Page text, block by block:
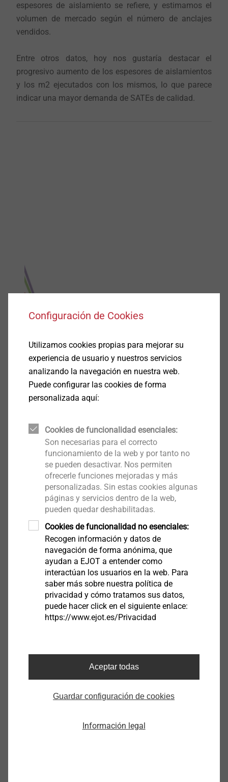
espesores de aislamiento se refiere, y estimamos el
volumen de mercado según el número de anclajes
vendidos.
Entre otros datos, hoy nos gustaría destacar el
progresivo aumento de los espesores de aislamientos
y los m2 ejecutados con los mismos, lo que parece
indicar una mayor demanda de SATEs de calidad.
Así, vemos que, en 2016, los espesores más
habituales eran 60 y 80 mm (63%), y la evolución que
nos lleva a que, en 2018 y 2019, los espesores más
habituales sean 80 y 100 mm (aprox. 60%), mientras
que 120 mm va aumentando progresivamente.
Y ya que hablamos de espesores, cabe también
destacar el aumento de aquellos proyectos donde los
valores están entorno a los 200 mm de aislamiento,
principalmente en viviendas de consumo casi nulo /
pasivas. Entre 180 y 220 mm, de 2018 a 2019
prácticamente se han duplicado los m2 construidos,
lo que demuestra el creciente interés por este tipo de
edificación.
Configuración de Cookies
Utilizamos cookies propias para mejorar su
experiencia de usuario y nuestros servicios
analizando la navegación en nuestra web.
Puede configurar las cookies de forma
personalizada aquí:
Cookies de funcionalidad esenciales:
Son necesarias para el correcto
funcionamiento de la web y por tanto no
se pueden desactivar. Nos permiten
ofrecerle funciones mejoradas y más
personalizadas. Sin estas cookies algunas
páginas y servicios dentro de la web,
pueden quedar deshabilitadas.
Cookies de funcionalidad no esenciales:
Recogen información y datos de
navegación de forma anónima, que
ayudan a EJOT a entender como
interactúan los usuarios en la web. Para
saber más sobre nuestra política de
privacidad y cómo tratamos sus datos,
puede hacer click en el siguiente enlace:
https://www.ejot.es/Privacidad
Aceptar todas
Guardar configuración de cookies
Información legal